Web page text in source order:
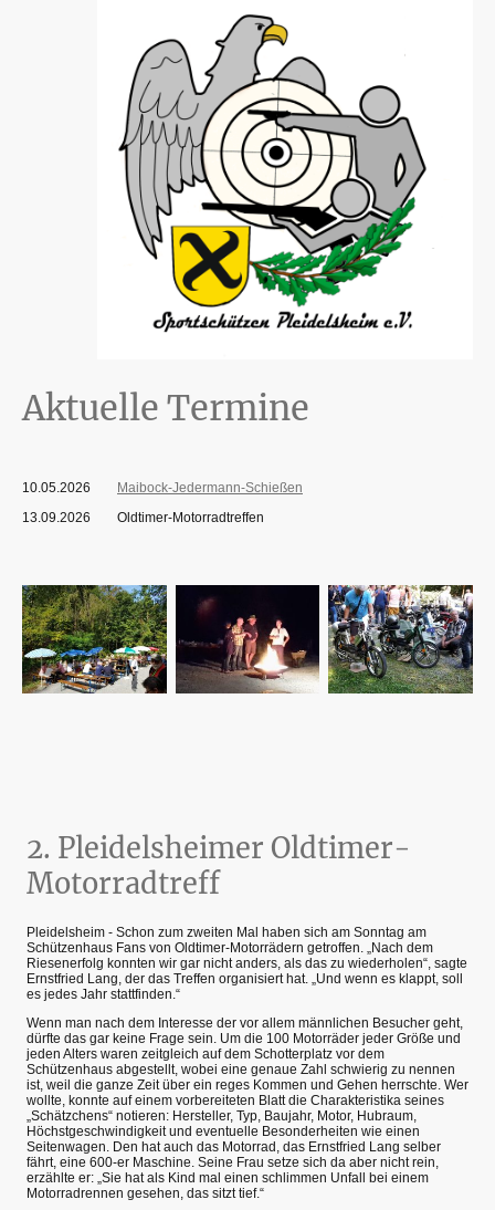
Aktuelle Termine
10.05.2026
Maibock-Jedermann-Schießen
13.09.2026 Oldtimer-Motorradtreffen
2. Pleidelsheimer Oldtimer-
Motorradtreff
Pleidelsheim - Schon zum zweiten Mal haben sich am Sonntag am
Schützenhaus Fans von Oldtimer-Motorrädern getroffen. „Nach dem
Riesenerfolg konnten wir gar nicht anders, als das zu wiederholen“, sagte
Ernstfried Lang, der das Treffen organisiert hat. „Und wenn es klappt, soll
es jedes Jahr stattfinden.“
Wenn man nach dem Interesse der vor allem männlichen Besucher geht,
dürfte das gar keine Frage sein. Um die 100 Motorräder jeder Größe und
jeden Alters waren zeitgleich auf dem Schotterplatz vor dem
Schützenhaus abgestellt, wobei eine genaue Zahl schwierig zu nennen
ist, weil die ganze Zeit über ein reges Kommen und Gehen herrschte. Wer
wollte, konnte auf einem vorbereiteten Blatt die Charakteristika seines
„Schätzchens“ notieren: Hersteller, Typ, Baujahr, Motor, Hubraum,
Höchstgeschwindigkeit und eventuelle Besonderheiten wie einen
Seitenwagen. Den hat auch das Motorrad, das Ernstfried Lang selber
fährt, eine 600-er Maschine. Seine Frau setze sich da aber nicht rein,
erzählte er: „Sie hat als Kind mal einen schlimmen Unfall bei einem
Motorradrennen gesehen, das sitzt tief.“